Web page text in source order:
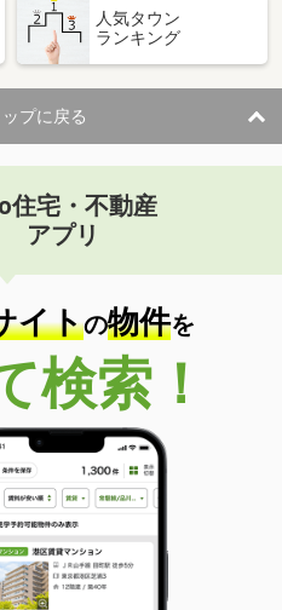
人気タウン
ランキング
プに戻る
住宅・不動産
アプリ
イトの物件を
検索！